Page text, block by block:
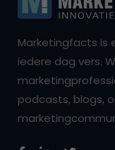
Marketingfacts is
iedere dag vers.
podcasts, blogs,